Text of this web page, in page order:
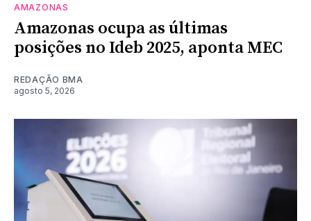
AMAZONAS
Amazonas ocupa as últimas
posições no Ideb 2025, aponta MEC
REDAÇÃO BMA
agosto 5, 2026